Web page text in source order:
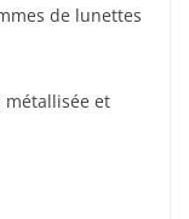
de lunettes
métallisée et